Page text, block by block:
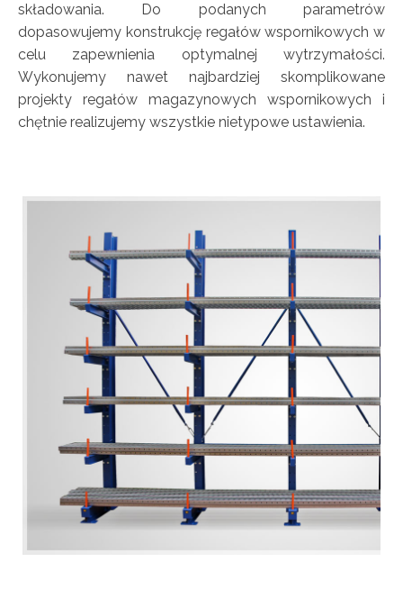
składowania. Do podanych parametrów
dopasowujemy konstrukcję regałów wspornikowych w
celu zapewnienia optymalnej wytrzymałości.
Wykonujemy nawet najbardziej skomplikowane
projekty regałów magazynowych wspornikowych i
chętnie realizujemy wszystkie nietypowe ustawienia.